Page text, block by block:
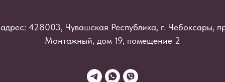
428003, Чувашская Республика, г. Чебоксары,
Монтажный, дом 19, помещение 2